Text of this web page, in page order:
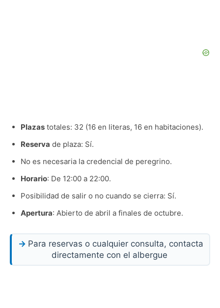
Plazastotales: 32 (16 en literas, 16 en habitaciones).
Reserva de plaza: Sí.
No es necesaria la credencial de peregrino.
Horario: De 12:00 a 22:00.
Posibilidad de salir o no cuando se cierra: Sí.
Apertura: Abierto de abril a finales de octubre.
Para reservas o cualquier consulta, contacta
directamente con el albergue